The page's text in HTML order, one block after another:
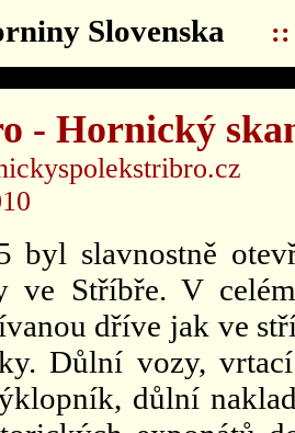
Slovenska ::
- Hornický
byl slavnostně
ve Stříbře. V
dříve jak ve
Důlní vozy,
důlní